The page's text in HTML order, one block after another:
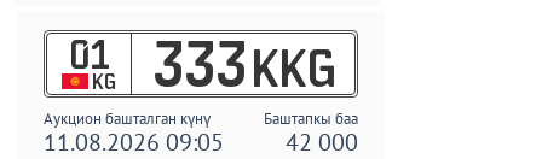
01
KG 333 KKG
Аукцион башталган күнү Баштапкы баа
11.08.2026 09:05 42 000